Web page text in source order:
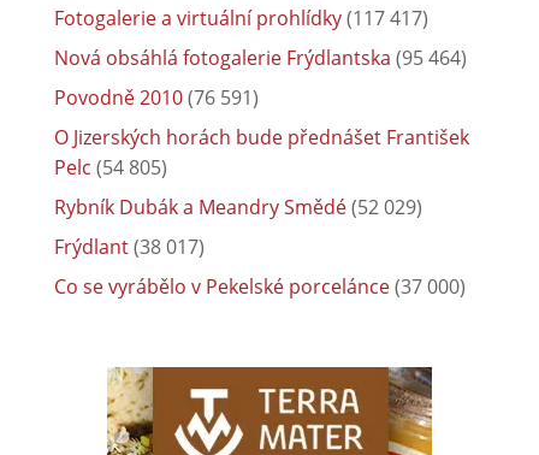
Fotogalerie a virtuální prohlídky(117 417)
Nová obsáhlá fotogalerie Frýdlantska (95 464)
Povodně 2010(76 591)
O Jizerských horách bude přednášet František
Pelc (54 805)
Rybník Dubák a Meandry Smědé(52 029)
Frýdlant(38 017)
Co se vyrábělo v Pekelské porcelánce(37 000)